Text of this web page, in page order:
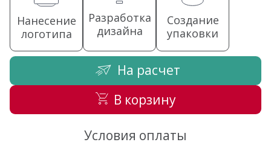
Нанесение
логотипа
Разработка
дизайна
Создание
упаковки
На расчет
В корзину
Условия оплаты